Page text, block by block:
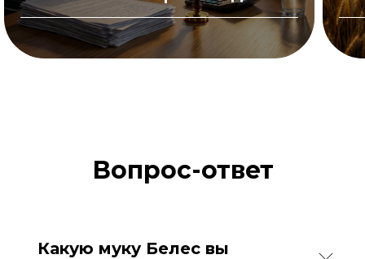
Вопрос-ответ
Какую муку Белес вы